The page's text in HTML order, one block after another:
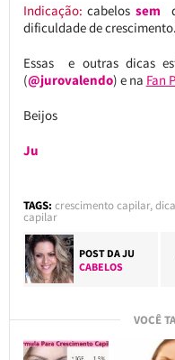
Indicação: cabelossem
dificuldade de crescimento.
Essas e outras dicas
(@jurovalendo) e na Fan
Beijos
Ju
TAGS: crescimento capilar,
capilar
POST DAJU
CABELOS
VOCÊ